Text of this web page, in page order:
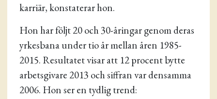
karriär, konstaterar hon.
Hon har följt 20 och 30-åringar genom deras
yrkesbana under tio år mellan åren 1985-
2015. Resultatet visar att 12 procent bytte
arbetsgivare 2013 och siffran var densamma
2006. Hon ser en tydlig trend: